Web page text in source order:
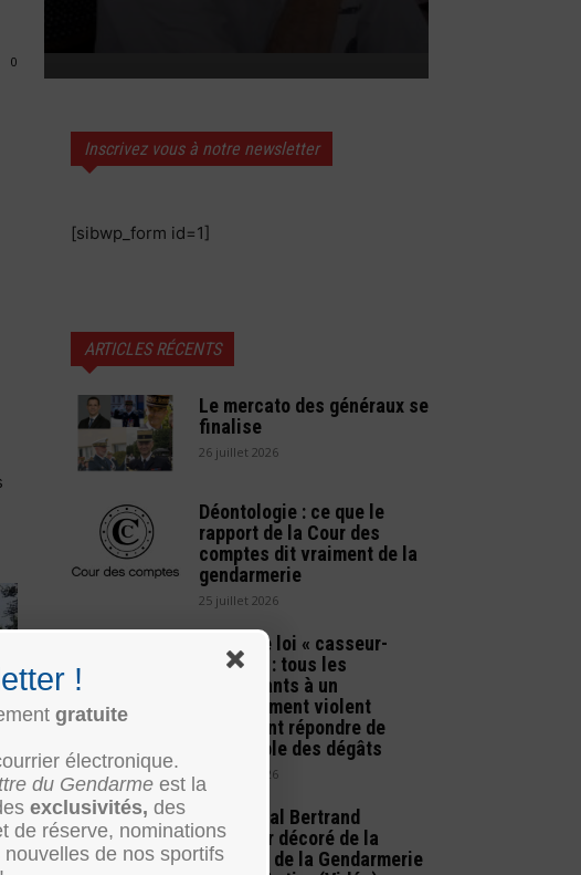
0
Inscrivez vous à notre newsletter
[sibwp_form id=1]
ARTICLES RÉCENTS
Le mercato des généraux se
finalise
26 juillet 2026
Déontologie : ce que le
rapport de la Cour des
comptes dit vraiment de la
gendarmerie
25 juillet 2026
Projet de loi « casseur-
payeur » : tous les
participants à un
attroupement violent
pourraient répondre de
l’ensemble des dégâts
22 juillet 2026
Le général Bertrand
Cavallier décoré de la
médaille de la Gendarmerie
!
gratuite
électronique.
du Gendarme est la
exclusivités, des
de réserve, nominations
de nos sportifs